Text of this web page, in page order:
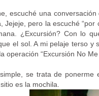
escuché una
Jejeje, pero la escuché
¿Excursión? Con lo
el sol. A mi pelaje terso
operación “Excursión No Me
se trata de
es la mochila.